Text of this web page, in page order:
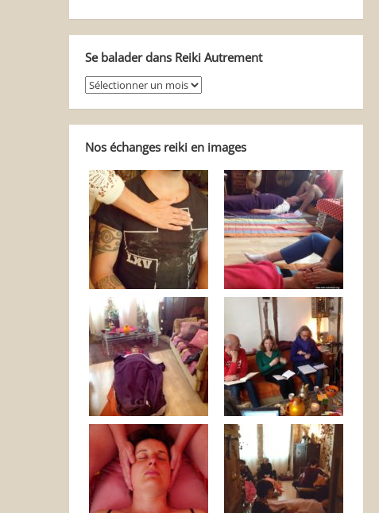
Se balader dans Reiki Autrement
Se
balader
dans
Reiki
Autrement
Nos échanges reiki en images